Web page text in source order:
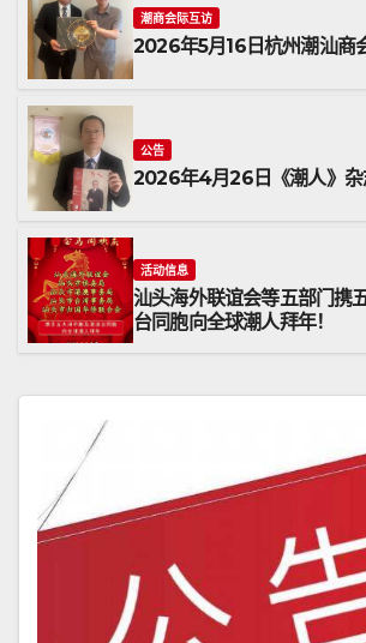
潮商会际互访
2026年5月16日杭州潮汕商
公告
2026年4月26日《潮人》杂
活动信息
汕头海外联谊会等五部门携
台同胞向全球潮人拜年！